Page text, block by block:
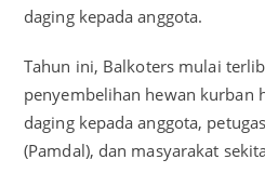
daging kepada anggota.
Tahun ini, Balkoters mulai
penyembelihan hewan kurban
daging kepada anggota,
(Pamdal), dan masyarakat